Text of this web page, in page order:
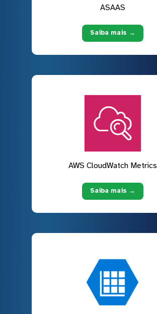
ASAAS
Saiba mais →
AWS CloudWatch Metrics
Saiba mais →